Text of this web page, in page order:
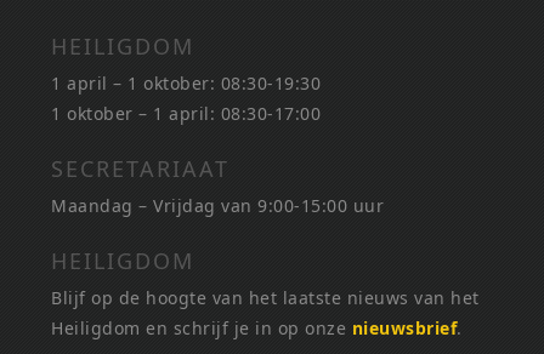
HEILIGDOM
1 april – 1 oktober: 08:30-19:30
1 oktober – 1 april: 08:30-17:00
SECRETARIAAT
Maandag – Vrijdag van 9:00-15:00 uur
HEILIGDOM
Blijf op de hoogte van het laatste nieuws van het
Heiligdom en schrijf je in op onze nieuwsbrief.